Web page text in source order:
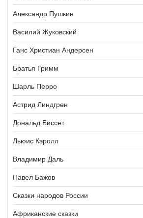
Александр Пушкин
Василий Жуковский
Ганс Христиан Андерсен
Братья Гримм
Шарль Перро
Астрид Линдгрен
Дональд Биссет
Льюис Кэролл
Владимир Даль
Павел Бажов
Сказки народов России
Африканские сказки